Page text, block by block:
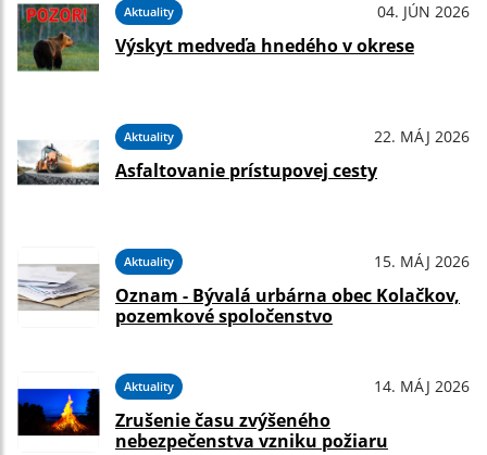
Aktuality 04. JÚN 2026
Výskyt medveďa hnedého v okrese
Aktuality 22. MÁJ 2026
Asfaltovanie prístupovej cesty
Aktuality 15. MÁJ 2026
Oznam - Bývalá urbárna obec Kolačkov,
pozemkové spoločenstvo
Aktuality 14. MÁJ 2026
Zrušenie času zvýšeného
nebezpečenstva vzniku požiaru